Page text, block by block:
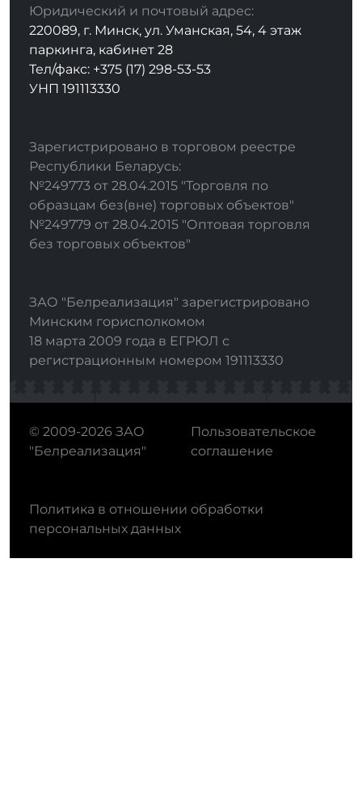
Юридический и почтовый адрес:
220089, г. Минск, ул. Уманская, 54, 4 этаж
паркинга, кабинет 28
Тел/факс: +375 (17) 298-53-53
УНП 191113330
Зарегистрировано в торговом реестре
Республики Беларусь:
№249773 от 28.04.2015 "Торговля по
образцам без(вне) торговых объектов"
№249779 от 28.04.2015 "Оптовая торговля
без торговых объектов"
ЗАО "Белреализация" зарегистрировано
Минским горисполкомом
18 марта 2009 года в ЕГРЮЛ с
регистрационным номером 191113330
© 2009-2026 ЗАО
"Белреализация"
Пользовательское
соглашение
Политика в отношении обработки
персональных данных